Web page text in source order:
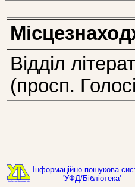
Відділ
(просп.
Інформаційно-пошукова
'УФД/Бібліотека'